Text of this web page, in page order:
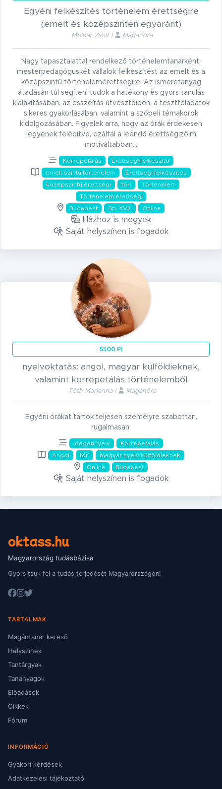
Egyéni felkészítés történelem érettségire
(emelt és középszinten egyaránt)
Molnár Zsolt | Magánóra
Nagy tapasztalattal rendelkező történelemtanárként,
mesterpedagóguskét vállalok felkészítést az emelt és a
középszintű történelemérettségire. Az ismeretanyag
átadásán túl segíteni tudok a hatékony és gyors tanulás
kialakításában, az esszéírás útvesztőiben, a tesztfeladatok
sikeres gyakorlásában, valamint a szóbeli témakörök
kidolgozásában. Figyelek arra, hogy az órák érdekesen
legyenek felépítve, ezáltal a leendő érettségizőim
motiváltabban…
Korrepetálás
Érettségi felkészítő
emelt szintű történelem
Érettségi felkészítés
középszintű érettségi
töri
Történelem
Történelem érettségi
Budapest
Bp. XVII. Online
Házhoz is megyek
Saját helyszínen is fogadok
5500 Ft
nyelvoktatás: angol, magyar külföldieknek,
valamint korrepetálás történelemből
Tóth Marianna | Magánóra
Egyéni órákat tartok teljesen személyre szabottan,
rugalmasan.
Idegennyelv
Korrepetálás
Angol
töri
magyar nyelv külföldieknek
Online
Budapest
Saját helyszínen is fogadok
oktass.hu
Magyarország tudásbázisa
Gyorsítsuk fel a tudás terjedését Magyarországon!
TARTALMAK
Magántanár kereső
Helyszínek
Tantárgyak
Tananyagok
Előadások
Cikkek
Fórum
INFORMÁCIÓ
Gyakori kérdések
Adatkezelési tájékoztató